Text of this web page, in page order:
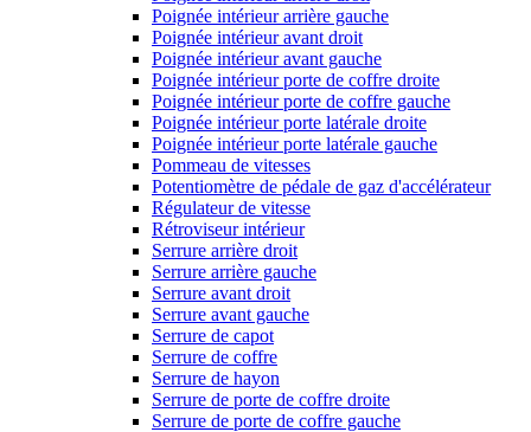
Poignée intérieur arrière gauche
Poignée intérieur avant droit
Poignée intérieur avant gauche
Poignée intérieur porte de coffre droite
Poignée intérieur porte de coffre gauche
Poignée intérieur porte latérale droite
Poignée intérieur porte latérale gauche
Pommeau de vitesses
Potentiomètre de pédale de gaz d'accélérateur
Régulateur de vitesse
Rétroviseur intérieur
Serrure arrière droit
Serrure arrière gauche
Serrure avant droit
Serrure avant gauche
Serrure de capot
Serrure de coffre
Serrure de hayon
Serrure de porte de coffre droite
Serrure de porte de coffre gauche